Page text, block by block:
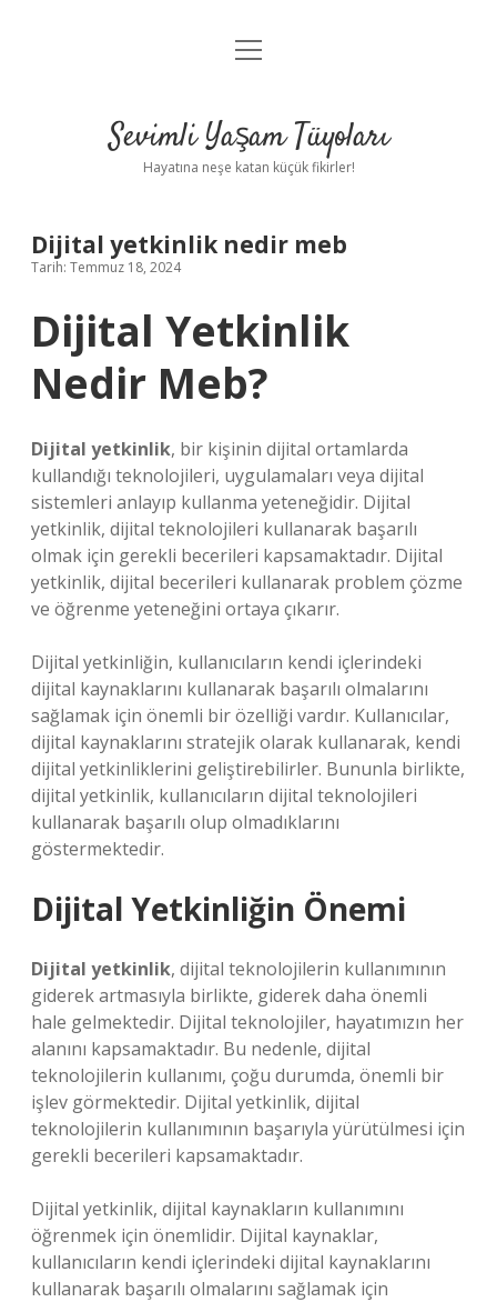
Anasayfa
Yasal Uyarı
menüyü
Sevimli Yaşam Tüyoları
Hayatına neşe katan küçük fikirler!
Dijital yetkinlik nedir meb
Tarih: Temmuz 18, 2024
Dijital Yetkinlik
Nedir Meb?
Dijital yetkinlik, bir kişinin dijital ortamlarda
kullandığı teknolojileri, uygulamaları veya dijital
sistemleri anlayıp kullanma yeteneğidir. Dijital
yetkinlik, dijital teknolojileri kullanarak başarılı
olmak için gerekli becerileri kapsamaktadır. Dijital
yetkinlik, dijital becerileri kullanarak problem çözme
ve öğrenme yeteneğini ortaya çıkarır.
Dijital yetkinliğin, kullanıcıların kendi içlerindeki
dijital kaynaklarını kullanarak başarılı olmalarını
sağlamak için önemli bir özelliği vardır. Kullanıcılar,
dijital kaynaklarını stratejik olarak kullanarak, kendi
dijital yetkinliklerini geliştirebilirler. Bununla birlikte,
dijital yetkinlik, kullanıcıların dijital teknolojileri
kullanarak başarılı olup olmadıklarını
göstermektedir.
Dijital Yetkinliğin Önemi
Dijital yetkinlik, dijital teknolojilerin kullanımının
giderek artmasıyla birlikte, giderek daha önemli
hale gelmektedir. Dijital teknolojiler, hayatımızın her
alanını kapsamaktadır. Bu nedenle, dijital
teknolojilerin kullanımı, çoğu durumda, önemli bir
işlev görmektedir. Dijital yetkinlik, dijital
teknolojilerin kullanımının başarıyla yürütülmesi için
gerekli becerileri kapsamaktadır.
Dijital yetkinlik, dijital kaynakların kullanımını
öğrenmek için önemlidir. Dijital kaynaklar,
kullanıcıların kendi içlerindeki dijital kaynaklarını
kullanarak başarılı olmalarını sağlamak için